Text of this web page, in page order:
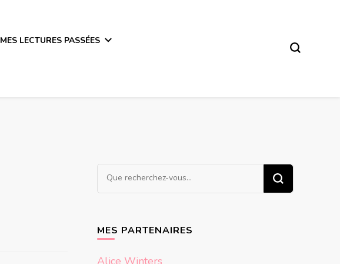
MES LECTURES PASSÉES
Vous
recherchiez
MES PARTENAIRES